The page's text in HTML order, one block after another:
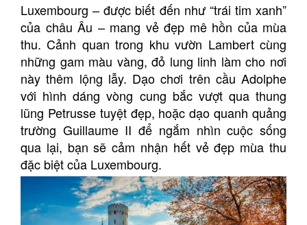
Luxembourg – được biết đến như “trái tim xanh”
của châu Âu – mang vẻ đẹp mê hồn của mùa
thu. Cảnh quan trong khu vườn Lambert cùng
những gam màu vàng, đỏ lung linh làm cho nơi
này thêm lộng lẫy. Dạo chơi trên cầu Adolphe
với hình dáng vòng cung bắc vượt qua thung
lũng Petrusse tuyệt đẹp, hoặc dạo quanh quảng
trường Guillaume II để ngắm nhìn cuộc sống
qua lại, bạn sẽ cảm nhận hết vẻ đẹp mùa thu
đặc biệt của Luxembourg.